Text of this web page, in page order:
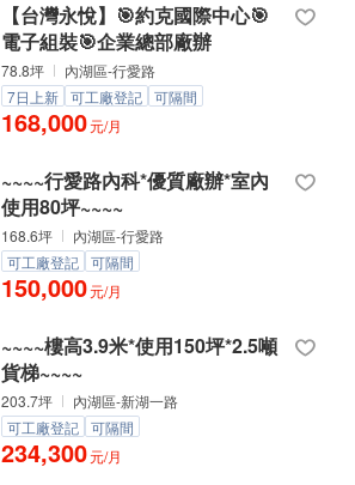
【台灣永悅】🎯約克國際中心🎯
電子組裝🎯企業總部廠辦
78.8坪
內湖區-行愛路
7日上新 可工廠登記 可隔間
168,000元/月
~~~~行愛路內科*優質廠辦*室內
使用80坪~~~~
168.6坪
內湖區-行愛路
可工廠登記 可隔間
150,000元/月
~~~~樓高3.9米*使用150坪*2.5噸
貨梯~~~~
203.7坪
內湖區-新湖一路
可工廠登記 可隔間
234,300元/月